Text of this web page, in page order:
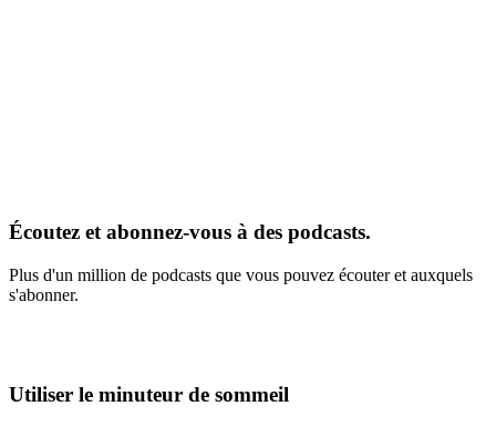
Écoutez et abonnez-vous à des podcasts.
Plus d'un million de podcasts que vous pouvez écouter et auxquels
s'abonner.
Utiliser le minuteur de sommeil